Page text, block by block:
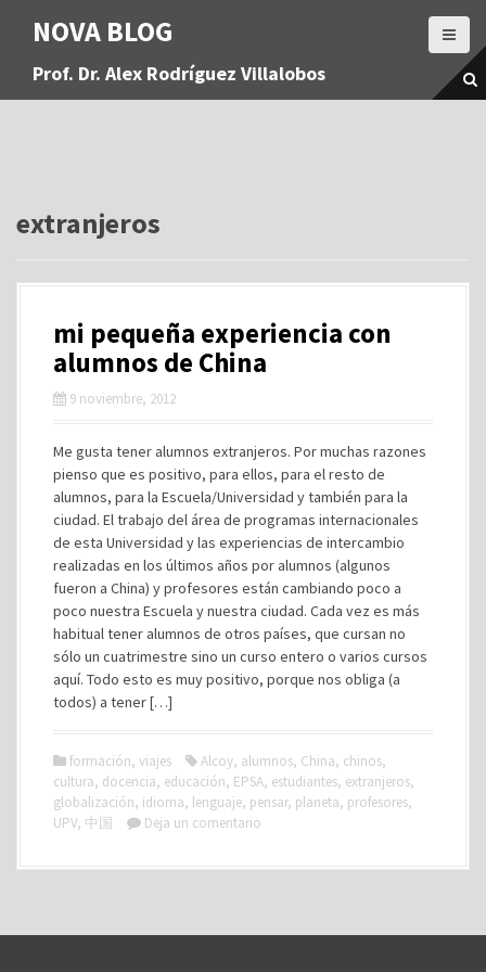
a
NOVA BLOG
Prof. Dr. Alex Rodríguez Villalobos
extranjeros
mi pequeña experiencia con
alumnos de China
9 noviembre, 2012
Me gusta tener alumnos extranjeros. Por muchas razones
pienso que es positivo, para ellos, para el resto de
alumnos, para la Escuela/Universidad y también para la
ciudad. El trabajo del área de programas internacionales
de esta Universidad y las experiencias de intercambio
realizadas en los últimos años por alumnos (algunos
fueron a China) y profesores están cambiando poco a
poco nuestra Escuela y nuestra ciudad. Cada vez es más
habitual tener alumnos de otros países, que cursan no
sólo un cuatrimestre sino un curso entero o varios cursos
aquí. Todo esto es muy positivo, porque nos obliga (a
todos) a tener […]
formación, viajes Alcoy, alumnos, China, chinos,
cultura, docencia, educación, EPSA, estudiantes, extranjeros,
globalización, idioma, lenguaje, pensar, planeta, profesores,
UPV, 中国 Deja un comentario